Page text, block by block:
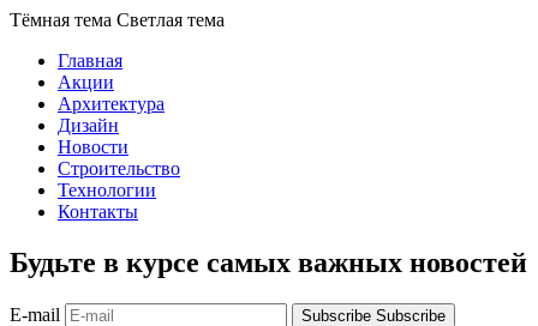
Тёмная тема Светлая тема
Главная
Акции
Архитектура
Дизайн
Новости
Строительство
Технологии
Контакты
Будьте в курсе самых важных новостей
E-mail Subscribe Subscribe